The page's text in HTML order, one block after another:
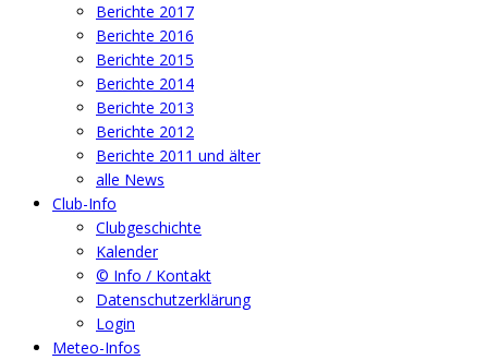
Berichte 2017
Berichte 2016
Berichte 2015
Berichte 2014
Berichte 2013
Berichte 2012
Berichte 2011 und älter
alle News
Club-Info
Clubgeschichte
Kalender
© Info / Kontakt
Datenschutzerklärung
Login
Meteo-Infos